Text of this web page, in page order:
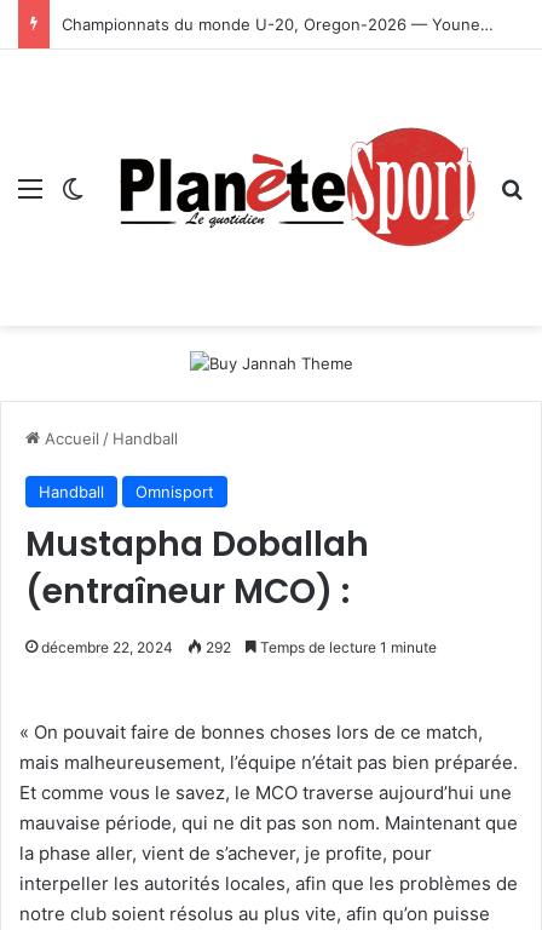
Championnats du monde U-20, Oregon-2026 — Younes Ayachi décroche la médaille d’or
Menu Switch skin
Accueil / Handball
Handball Omnisport
Mustapha Doballah
(entraîneur MCO) :
décembre 22, 2024 292 Temps de lecture 1 minute
« On pouvait faire de bonnes choses lors de ce match,
mais malheureusement, l’équipe n’était pas bien préparée.
Et comme vous le savez, le MCO traverse aujourd’hui une
mauvaise période, qui ne dit pas son nom. Maintenant que
la phase aller, vient de s’achever, je profite, pour
interpeller les autorités locales, afin que les problèmes de
notre club soient résolus au plus vite, afin qu’on puisse